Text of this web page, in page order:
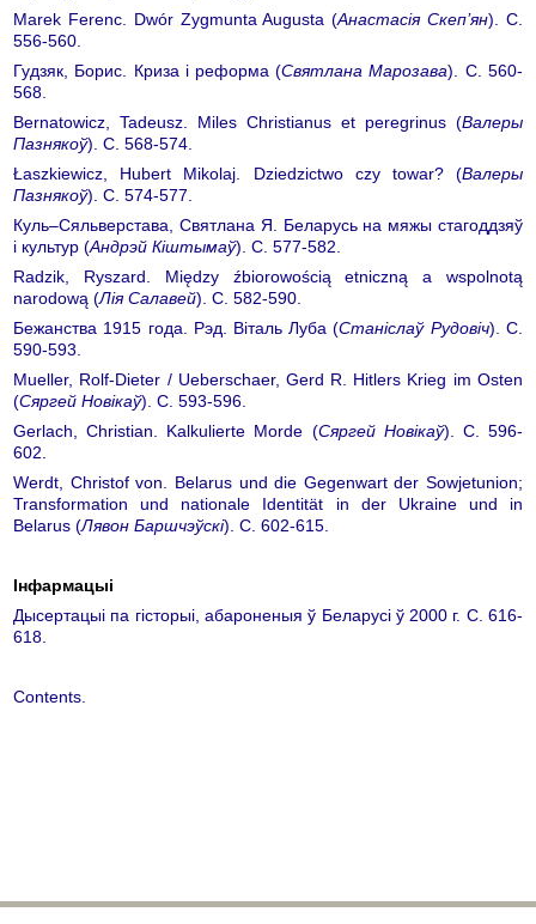
Marek Ferenc. Dwór Zygmunta Augusta (Анастасія Скеп’ян). С.
556-560.
Гудзяк, Борис. Криза і реформа (Святлана Марозава). С. 560-
568.
Bernatowicz, Tadeusz. Miles Christianus et peregrinus (Валеры
Пазнякоў). С. 568-574.
Łaszkiewicz, Hubert Mikolaj. Dziedzictwo czy towar? (Валеры
Пазнякоў). С. 574-577.
Куль–Сяльверстава, Святлана Я. Беларусь на мяжы стагоддзяў
і культур (Андрэй Кіштымаў). С. 577-582.
Radzik, Ryszard. Między źbiorowością etniczną a wspolnotą
narodową (Лія Салавей). С. 582-590.
Бежанства 1915 года. Рэд. Віталь Луба (Станіслаў Рудовіч). С.
590-593.
Mueller, Rolf-Dieter / Ueberschaer, Gerd R. Hitlers Krieg im Osten
(Сяргей Новікаў). С. 593-596.
Gerlach, Christian. Kalkulierte Morde (Сяргей Новікаў). С. 596-
602.
Werdt, Christof von. Belarus und die Gegenwart der Sowjetunion;
Transformation und nationale Identität in der Ukraine und in
Belarus (Лявон Баршчэўскі). С. 602-615.
Інфармацыі
Дысертацыі па гісторыі, абароненыя ў Беларусі ў 2000 г. С. 616-
618.
Contents.